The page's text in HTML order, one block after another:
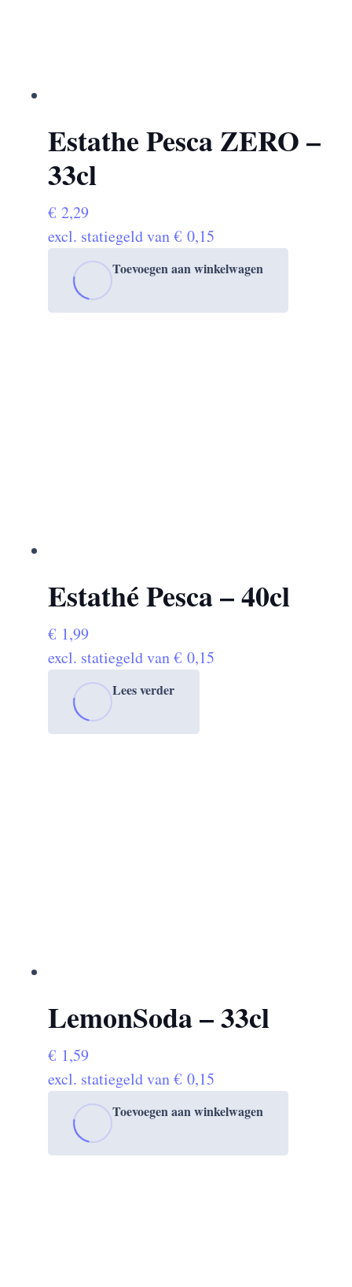
Estathe Pesca ZERO –
33cl
€ 2,29
excl. statiegeld van€ 0,15
Toevoegen aan winkelwagen
Estathé Pesca – 40cl
€ 1,99
excl. statiegeld van€ 0,15
Lees verder
LemonSoda – 33cl
€ 1,59
excl. statiegeld van€ 0,15
Toevoegen aan winkelwagen